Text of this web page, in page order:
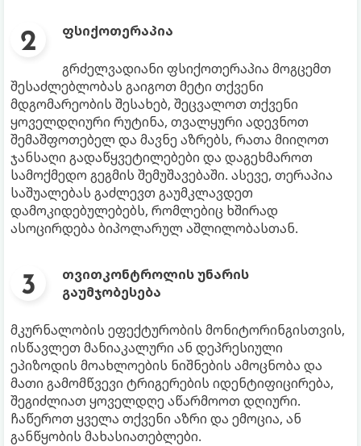
ფსიქოთერაპია
გრძელვადიანი ფსიქოთერაპია მოგცემთ
შესაძლებლობას გაიგოთ მეტი თქვენი
მდგომარეობის შესახებ, შეცვალოთ თქვენი
ყოველდღიური რუტინა, თვალყური ადევნოთ
შემაშფოთებელ და მავნე აზრებს, რათა მიიღოთ
ჯანსაღი გადაწყვეტილებები და დაგეხმაროთ
სამოქმედო გეგმის შემუშავებაში. ასევე, თერაპია
საშუალებას გაძლევთ გაუმკლავდეთ
დამოკიდებულებებს, რომლებიც ხშირად
ასოცირდება ბიპოლარულ აშლილობასთან.
თვითკონტროლის უნარის
გაუმჯობესება
მკურნალობის ეფექტურობის მონიტორინგისთვის,
ისწავლეთ მანიაკალური ან დეპრესიული
ეპიზოდის მოახლოების ნიშნების ამოცნობა და
მათი გამომწვევი ტრიგერების იდენტიფიცირება,
შეგიძლიათ ყოველდღე აწარმოოთ დღიური.
ჩაწეროთ ყველა თქვენი აზრი და ემოცია, ან
განწყობის მახასიათებლები.